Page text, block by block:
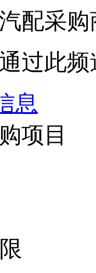
配采
过此
息
项目